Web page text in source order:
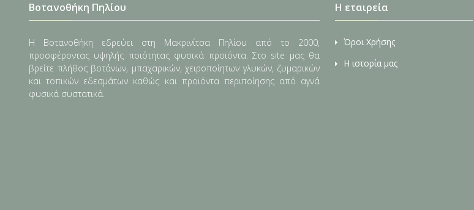
Βοτανοθήκη Πηλίου
Η Βοτανοθήκη εδρεύει στη Μακρινίτσα Πηλίου από το 2000,
προσφέροντας υψηλής ποιότητας φυσικά προϊόντα. Στο site μας θα
βρείτε πλήθος βοτάνων, μπαχαρικών, χειροποίητων γλυκών, ζυμαρικών
και τοπικών εδεσμάτων καθώς και προϊόντα περιποίησης από αγνά
φυσικά συστατικά.
Η εταιρεία
Όροι Χρήσης
Η ιστορία μας